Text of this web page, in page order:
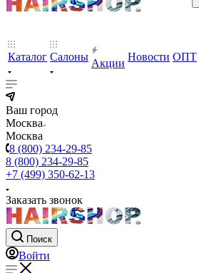
Каталог Салоны
Акции
Новости ОПТ
Ваш город
Москва
Москва
8 (800) 234-29-85
8 (800) 234-29-85
+7 (499) 350-62-13
Заказать звонок
Поиск
Войти